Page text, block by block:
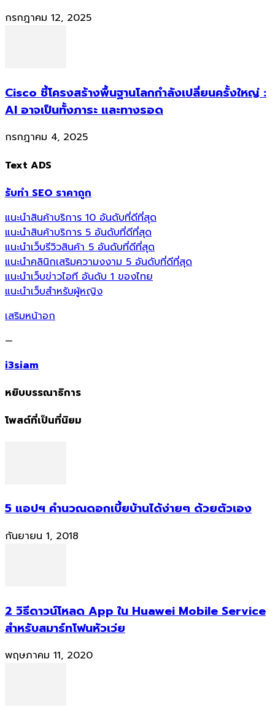
กรกฎาคม 12, 2025
Cisco ชี้โครงสร้างพื้นฐานโลกกำลังเปลี่ยนครั้งใหญ่ :
AI อาจเป็นทั้งภาระ และทางรอด
กรกฎาคม 4, 2025
Text ADS
รับทำ SEO ราคาถูก
แนะนำสินค้าบริการ 10 อันดับที่ดีที่สุด
แนะนำสินค้าบริการ 5 อันดับที่ดีที่สุด
แนะนำเว็บรีวิวสินค้า 5 อันดับที่ดีที่สุด
แนะนำคลินิกเสริมความงงาม 5 อันดับที่ดีที่สุด
แนะนำเว็บข่าวไอที อันดับ 1 ของไทย
แนะนำเว็บสำหรับผู้หญิง
เสริมหน้าอก
—
i3siam
หยิบบรรณาธิการ
โพสต์ที่เป็นที่นิยม
5 แอปฯ คำนวณดอกเบี้ยบ้านได้ง่ายๆ ด้วยตัวเอง
กันยายน 1, 2018
2 วิธีดาวน์โหลด App ใน Huawei Mobile Service
สำหรับสมาร์ทโฟนหัวเว่ย
พฤษภาคม 11, 2020